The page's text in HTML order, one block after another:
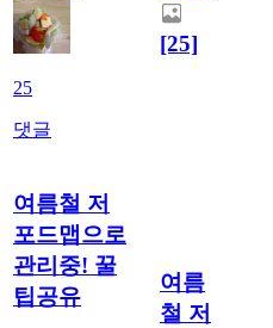
25
댓글
[25]
여름철 저
포드맵으로
관리중! 꿀
팁공유
여름
철 저